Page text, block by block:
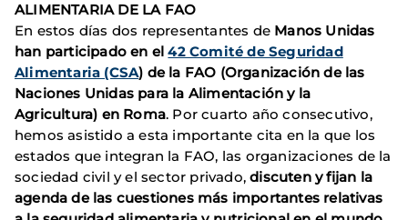
ALIMENTARIA DE LA FAO
En estos días dos representantes de Manos Unidas
han participado en el42 Comité de Seguridad
Alimentaria (CSA) de la FAO (Organización de las
Naciones Unidas para la Alimentación y la
Agricultura) en Roma. Por cuarto año consecutivo,
hemos asistido a esta importante cita en la que los
estados que integran la FAO, las organizaciones de la
sociedad civil y el sector privado,discuten y fijan la
agenda de las cuestiones más importantes relativas